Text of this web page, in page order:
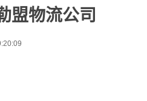
盟物流公司